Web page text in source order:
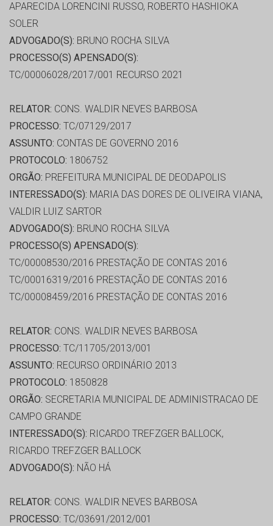
APARECIDA LORENCINI RUSSO, ROBERTO HASHIOKA
SOLER
ADVOGADO(S): BRUNO ROCHA SILVA
PROCESSO(S) APENSADO(S):
TC/00006028/2017/001 RECURSO 2021
RELATOR: CONS. WALDIR NEVES BARBOSA
PROCESSO: TC/07129/2017
ASSUNTO: CONTAS DE GOVERNO 2016
PROTOCOLO: 1806752
ORGÃO: PREFEITURA MUNICIPAL DE DEODAPOLIS
INTERESSADO(S): MARIA DAS DORES DE OLIVEIRA VIANA,
VALDIR LUIZ SARTOR
ADVOGADO(S): BRUNO ROCHA SILVA
PROCESSO(S) APENSADO(S):
TC/00008530/2016 PRESTAÇÃO DE CONTAS 2016
TC/00016319/2016 PRESTAÇÃO DE CONTAS 2016
TC/00008459/2016 PRESTAÇÃO DE CONTAS 2016
RELATOR: CONS. WALDIR NEVES BARBOSA
PROCESSO: TC/11705/2013/001
ASSUNTO: RECURSO ORDINÁRIO 2013
PROTOCOLO: 1850828
ORGÃO: SECRETARIA MUNICIPAL DE ADMINISTRACAO DE
CAMPO GRANDE
INTERESSADO(S): RICARDO TREFZGER BALLOCK,
RICARDO TREFZGER BALLOCK
ADVOGADO(S): NÃO HÁ
RELATOR: CONS. WALDIR NEVES BARBOSA
PROCESSO: TC/03691/2012/001